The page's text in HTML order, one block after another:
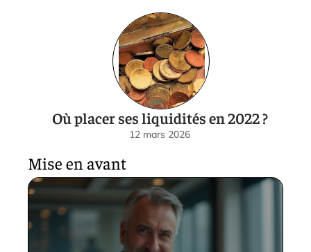
Où placer ses liquidités en 2022 ?
12 mars 2026
Mise en avant